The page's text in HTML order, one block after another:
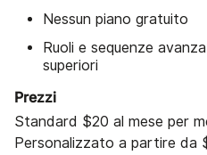
Nessun piano gratuito
Ruoli e sequenze
superiori
Prezzi
Standard $20 al mese per
Personalizzato a partire da